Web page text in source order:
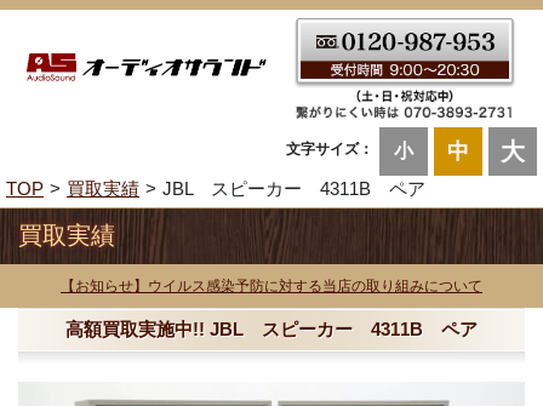
文字サイズ： 小 中 大
TOP 買取実績 JBL スピーカー 4311B ペア
買取実績
【お知らせ】ウイルス感染予防に対する当店の取り組みについて
高額買取実施中!! JBL スピーカー 4311B ペア